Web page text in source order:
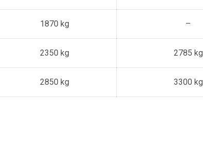
1870 kg –
2350 kg 2785 kg
2850 kg 3300 kg